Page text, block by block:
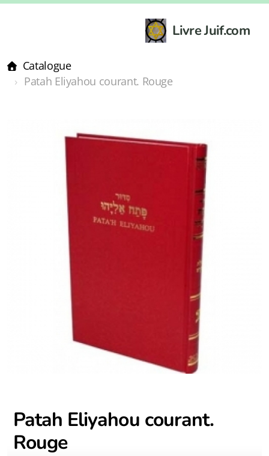
Livre Juif.com
Catalogue
Patah Eliyahou courant. Rouge
Patah Eliyahou courant.
Rouge